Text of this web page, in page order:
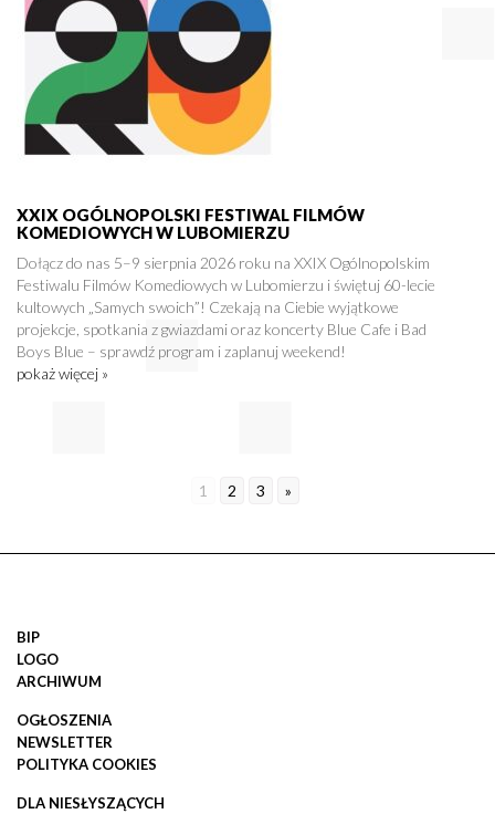
XXIX OGÓLNOPOLSKI FESTIWAL FILMÓW
KOMEDIOWYCH W LUBOMIERZU
Dołącz do nas 5–9 sierpnia 2026 roku na XXIX Ogólnopolskim
Festiwalu Filmów Komediowych w Lubomierzu i świętuj 60-lecie
kultowych „Samych swoich”! Czekają na Ciebie wyjątkowe
projekcje, spotkania z gwiazdami oraz koncerty Blue Cafe i Bad
Boys Blue – sprawdź program i zaplanuj weekend!
pokaż więcej »
1 2 3 »
BIP
LOGO
ARCHIWUM
OGŁOSZENIA
NEWSLETTER
POLITYKA COOKIES
DLA NIESŁYSZĄCYCH